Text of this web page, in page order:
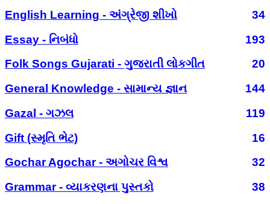
English Learning - અંગ્રેજી શીખો
34
Essay - નિબંધો
193
Folk Songs Gujarati - ગુજરાતી લોકગીત
20
General Knowledge - સામાન્ય જ્ઞાન
144
Gazal - ગઝલ
119
Gift (સ્મૃતિ ભેટ)
16
Gochar Agochar - અગોચર વિશ્વ
32
Grammar - વ્યાકરણના પુસ્તકો
38